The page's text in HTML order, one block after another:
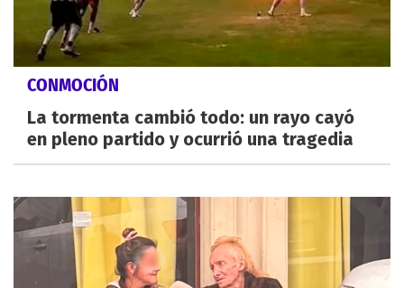
CONMOCIÓN
La tormenta cambió todo: un rayo cayó
en pleno partido y ocurrió una tragedia